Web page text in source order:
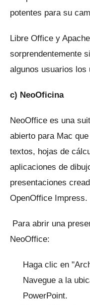
potentes para su
Libre Office y
sorprendentemente
algunos usuarios los
c) NeoOficina
NeoOffice es una
abierto para Mac
textos, hojas de
aplicaciones de
presentaciones
OpenOffice Impress.
Para abrir una
NeoOffice:
Haga clic en
Navegue a la
PowerPoint.